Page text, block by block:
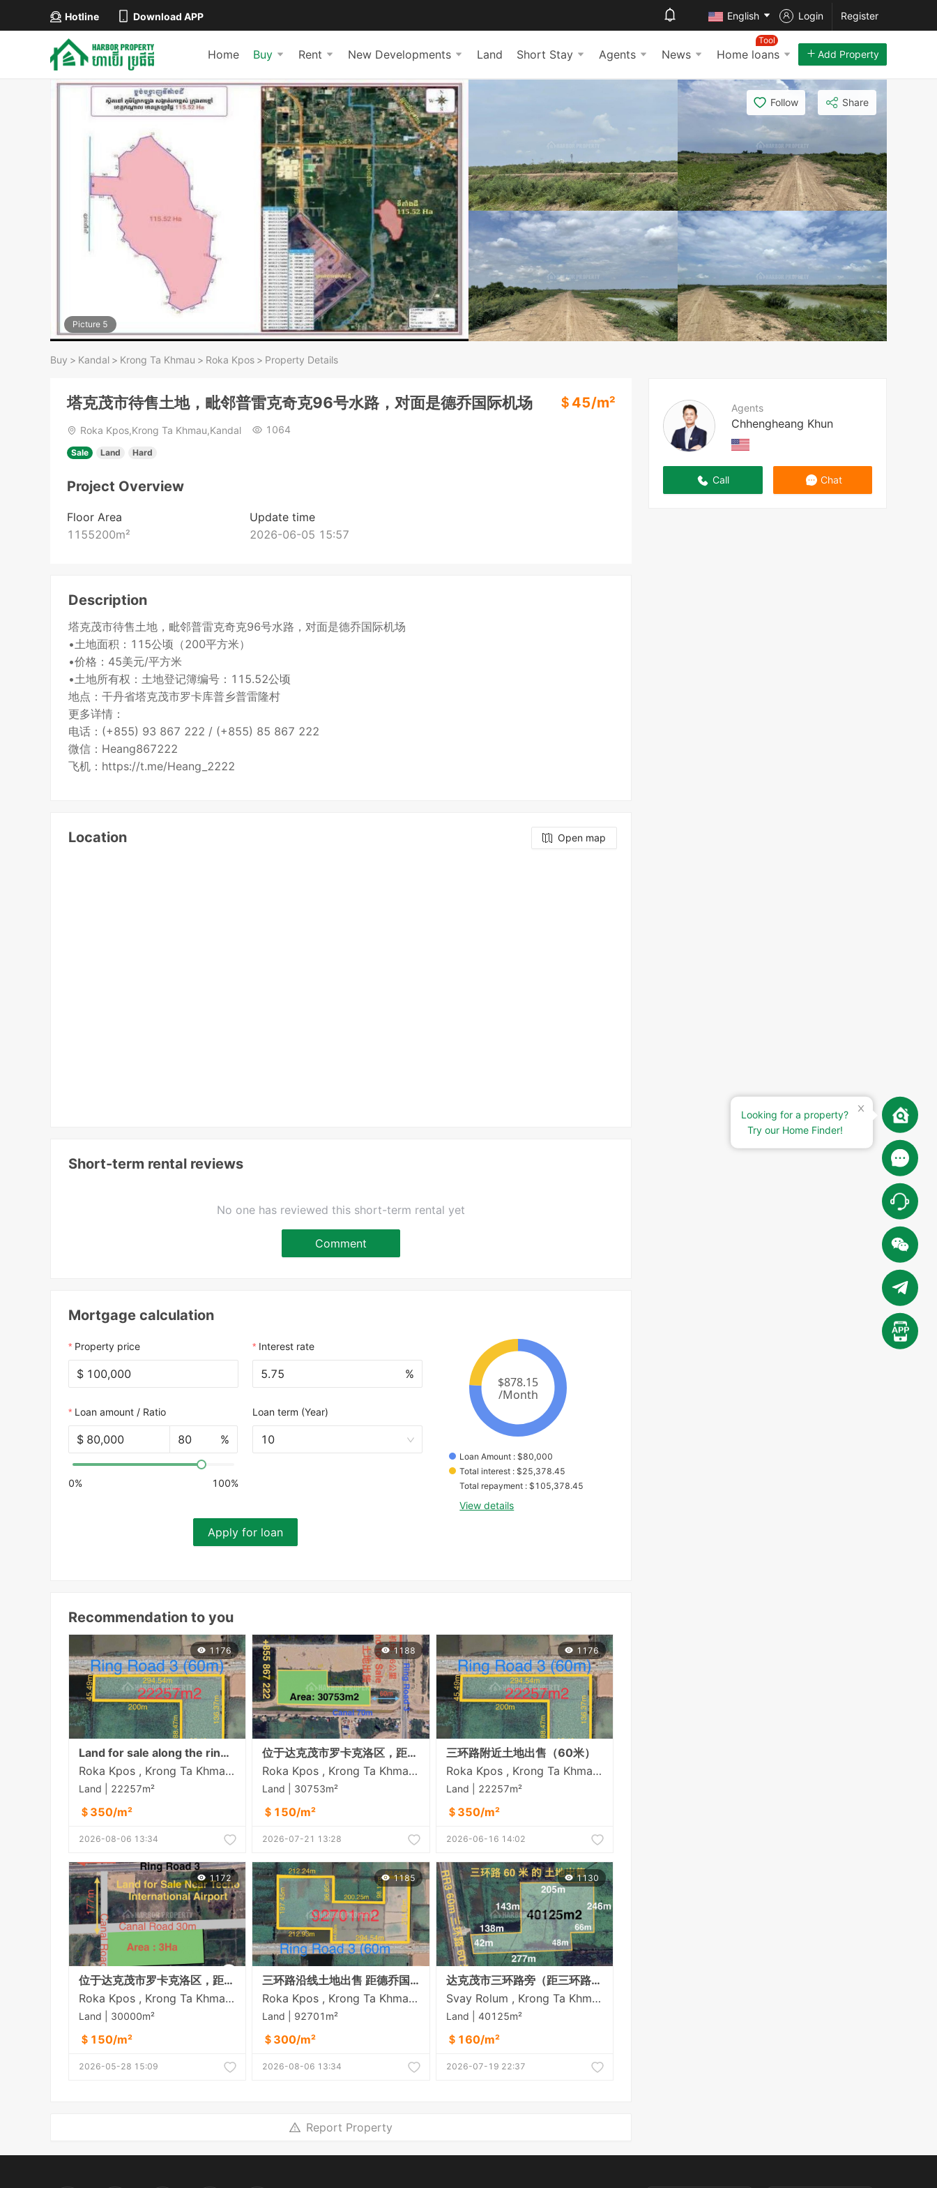
Hotline Download APP English Login Register
Home Buy Rent New Developments Land Short Stay Agents News Home loans
Tool
Add Property
Picture 5
Follow Share
Buy > Kandal > Krong Ta Khmau > Roka Kpos > Property Details
Agents
Chhengheang Khun
Call Chat
塔克茂市待售土地，毗邻普雷克奇克96号水路，对面是德乔国际机场 ＄ 45/m²
Roka Kpos,Krong Ta Khmau,Kandal 1064
Sale Land Hard
Project Overview
Floor Area
1155200m²
Update time
2026-06-05 15:57
Description
塔克茂市待售土地，毗邻普雷克奇克96号水路，对面是德乔国际机场
•土地面积：115公顷（200平方米）
•价格：45美元/平方米
•土地所有权：土地登记簿编号：115.52公顷
地点：干丹省塔克茂市罗卡库普乡普雷隆村
更多详情：
电话：(+855) 93 867 222 / (+855) 85 867 222
微信：Heang867222
飞机：https://t.me/Heang_2222
Location Open map
Short-term rental reviews
No one has reviewed this short-term rental yet
Comment
Mortgage calculation
Property price
$
Interest rate
%
Loan amount / Ratio
$ %
0% 100%
Loan term (Year)
10
Apply for loan
Loan Amount : $80,000
Total interest : $25,378.45
Total repayment : $105,378.45
View details
Recommendation to you
1176
Land for sale along the ring road 3 at Rokar Khpos, Takhmao city
Roka Kpos , Krong Ta Khmau , Kandal
Land | 22257m²
＄350/m²
2026-08-06 13:34
1188
位于达克茂市罗卡克洛区，距三环路仅60米的土地出售 距德乔国际机场约6公里
Roka Kpos , Krong Ta Khmau , Kandal
Land | 30753m²
＄150/m²
2026-07-21 13:28
1176
三环路附近土地出售（60米）
Roka Kpos , Krong Ta Khmau , Kandal
Land | 22257m²
＄350/m²
2026-06-16 14:02
1172
位于达克茂市罗卡克洛区，距三环路仅60米的土地出售 距德乔国际机场约8公里
Roka Kpos , Krong Ta Khmau , Kandal
Land | 30000m²
＄150/m²
2026-05-28 15:09
1185
三环路沿线土地出售 距德乔国际机场6公里
Roka Kpos , Krong Ta Khmau , Kandal
Land | 92701m²
＄300/m²
2026-08-06 13:34
1130
达克茂市三环路旁（距三环路60米）土地出售
Svay Rolum , Krong Ta Khmau , Kandal
Land | 40125m²
＄160/m²
2026-07-19 22:37
Report Property
Looking for a property?
Try our Home Finder!